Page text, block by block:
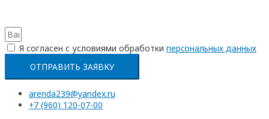
Я согласен с условиями обработки перcональных данных
ОТПРАВИТЬ ЗАЯВКУ
arenda239@yandex.ru
+7 (960) 120-07-00